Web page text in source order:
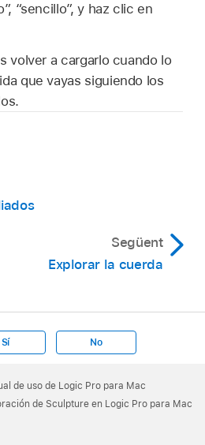
“sencillo”, y haz clic en
volver a cargarlo cuando lo
que vayas siguiendo los
Següent
Explorar la cuerda
Sí No
de uso de Logic Pro para Mac
de Sculpture en Logic Pro para Mac